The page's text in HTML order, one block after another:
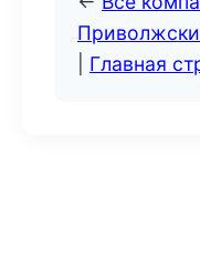
Главная